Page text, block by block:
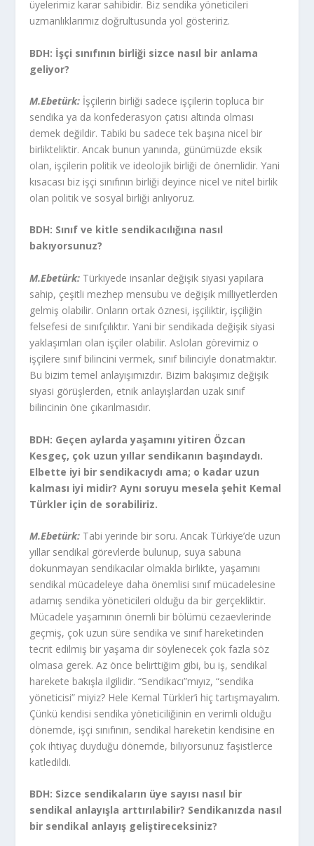
üyelerimiz karar sahibidir. Biz sendika yöneticileri
uzmanlıklarımız doğrultusunda yol gösteririz.
BDH: İşçi sınıfının birliği sizce nasıl bir anlama
geliyor?
M.Ebetürk: İşçilerin birliği sadece işçilerin topluca bir
sendika ya da konfederasyon çatısı altında olması
demek değildir. Tabiki bu sadece tek başına nicel bir
birlikteliktir. Ancak bunun yanında, günümüzde eksik
olan, işçilerin politik ve ideolojik birliği de önemlidir. Yani
kısacası biz işçi sınıfının birliği deyince nicel ve nitel birlik
olan politik ve sosyal birliği anlıyoruz.
BDH: Sınıf ve kitle sendikacılığına nasıl
bakıyorsunuz?
M.Ebetürk: Türkiyede insanlar değişik siyasi yapılara
sahip, çeşitli mezhep mensubu ve değişik milliyetlerden
gelmiş olabilir. Onların ortak öznesi, işçiliktir, işçiliğin
felsefesi de sınıfçılıktır. Yani bir sendikada değişik siyasi
yaklaşımları olan işçiler olabilir. Aslolan görevimiz o
işçilere sınıf bilincini vermek, sınıf bilinciyle donatmaktır.
Bu bizim temel anlayışımızdır. Bizim bakışımız değişik
siyasi görüşlerden, etnik anlayışlardan uzak sınıf
bilincinin öne çıkarılmasıdır.
BDH: Geçen aylarda yaşamını yitiren Özcan
Kesgeç, çok uzun yıllar sendikanın başındaydı.
Elbette iyi bir sendikacıydı ama; o kadar uzun
kalması iyi midir? Aynı soruyu mesela şehit Kemal
Türkler için de sorabiliriz.
M.Ebetürk: Tabi yerinde bir soru. Ancak Türkiye’de uzun
yıllar sendikal görevlerde bulunup, suya sabuna
dokunmayan sendikacılar olmakla birlikte, yaşamını
sendikal mücadeleye daha önemlisi sınıf mücadelesine
adamış sendika yöneticileri olduğu da bir gerçekliktir.
Mücadele yaşamının önemli bir bölümü cezaevlerinde
geçmiş, çok uzun süre sendika ve sınıf hareketinden
tecrit edilmiş bir yaşama dir söylenecek çok fazla söz
olmasa gerek. Az önce belirttiğim gibi, bu iş, sendikal
harekete bakışla ilgilidir. “Sendikacı”mıyız, “sendika
yöneticisi” miyiz? Hele Kemal Türkler’i hiç tartışmayalım.
Çünkü kendisi sendika yöneticiliğinin en verimli olduğu
dönemde, işçi sınıfının, sendikal hareketin kendisine en
çok ihtiyaç duyduğu dönemde, biliyorsunuz faşistlerce
katledildi.
BDH: Sizce sendikaların üye sayısı nasıl bir
sendikal anlayışla arttırılabilir? Sendikanızda nasıl
bir sendikal anlayış geliştireceksiniz?